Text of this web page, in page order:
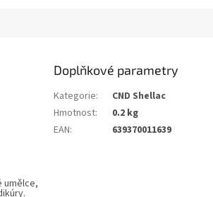
umělce,
Doplňkové parametry
Kategorie:
CND Shellac
Hmotnost:
0.2 kg
EAN: 639370011639